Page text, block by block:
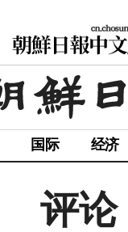
国际 经济
评论